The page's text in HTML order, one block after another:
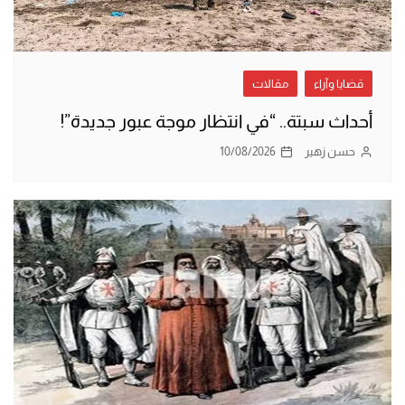
قضايا وآراء مقالات
أحداث سبتة.. “في انتظار موجة عبور جديدة”!
حسن زهير 10/08/2026